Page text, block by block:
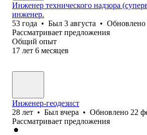
Инженер технического надзора
инженер.
53 года • Был 3 августа • Обновлено
Рассматривает предложения
Общий опыт
17 лет 6 месяцев
Инженер-геодезист
28 лет • Был вчера • Обновлено 22
Рассматривает предложения